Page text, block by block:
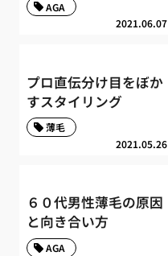
2021.06.07
AGA
プロ直伝分け目をぼか
すスタイリング
2021.05.26
薄毛
６０代男性薄毛の原因
と向き合い方
AGA